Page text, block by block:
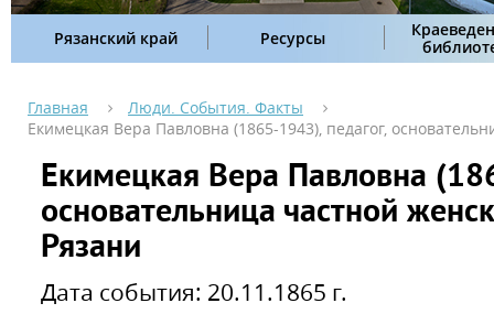
Рязанский край Ресурсы
Главная
Люди. События. Факты
Екимецкая Вера Павловна (1865-1943), педагог,
Екимецкая Вера Павловна
основательница частной
Рязани
Дата события: 20.11.1865 г.